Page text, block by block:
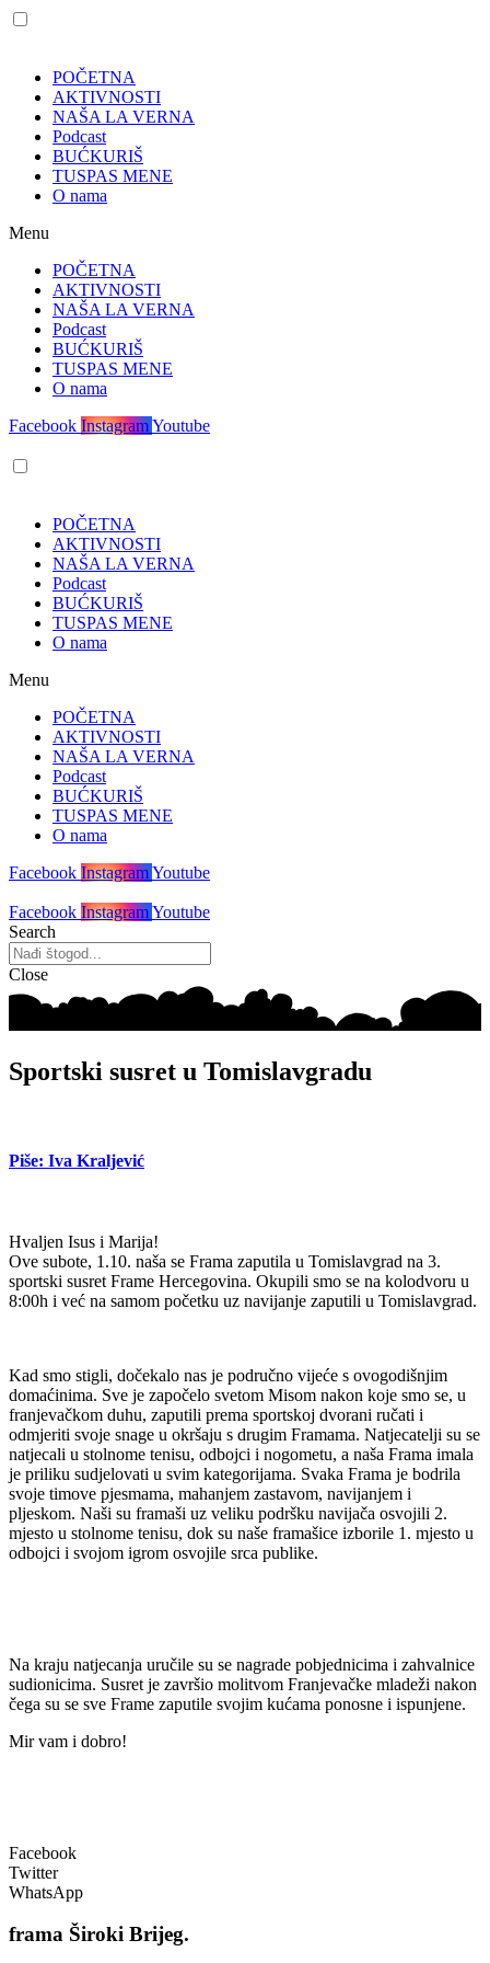
POČETNA
AKTIVNOSTI
NAŠA LA VERNA
Podcast
BUĆKURIŠ
TUSPAS MENE
O nama
Menu
POČETNA
AKTIVNOSTI
NAŠA LA VERNA
Podcast
BUĆKURIŠ
TUSPAS MENE
O nama
Facebook InstagramYoutube
POČETNA
AKTIVNOSTI
NAŠA LA VERNA
Podcast
BUĆKURIŠ
TUSPAS MENE
O nama
Menu
POČETNA
AKTIVNOSTI
NAŠA LA VERNA
Podcast
BUĆKURIŠ
TUSPAS MENE
O nama
Facebook InstagramYoutube
Facebook InstagramYoutube
Search
Close
Sportski susret u Tomislavgradu
Piše: Iva Kraljević
Hvaljen Isus i Marija!
Ove subote, 1.10. naša se Frama zaputila u Tomislavgrad na 3.
sportski susret Frame Hercegovina. Okupili smo se na kolodvoru u
8:00h i već na samom početku uz navijanje zaputili u Tomislavgrad.
Kad smo stigli, dočekalo nas je područno vijeće s ovogodišnjim
domaćinima. Sve je započelo svetom Misom nakon koje smo se, u
franjevačkom duhu, zaputili prema sportskoj dvorani ručati i
odmjeriti svoje snage u okršaju s drugim Framama. Natjecatelji su se
natjecali u stolnome tenisu, odbojci i nogometu, a naša Frama imala
je priliku sudjelovati u svim kategorijama. Svaka Frama je bodrila
svoje timove pjesmama, mahanjem zastavom, navijanjem i
pljeskom. Naši su framaši uz veliku podršku navijača osvojili 2.
mjesto u stolnome tenisu, dok su naše framašice izborile 1. mjesto u
odbojci i svojom igrom osvojile srca publike.
Na kraju natjecanja uručile su se nagrade pobjednicima i zahvalnice
sudionicima. Susret je završio molitvom Franjevačke mladeži nakon
čega su se sve Frame zaputile svojim kućama ponosne i ispunjene.
Mir vam i dobro!
Facebook
Twitter
WhatsApp
frama Široki Brijeg.